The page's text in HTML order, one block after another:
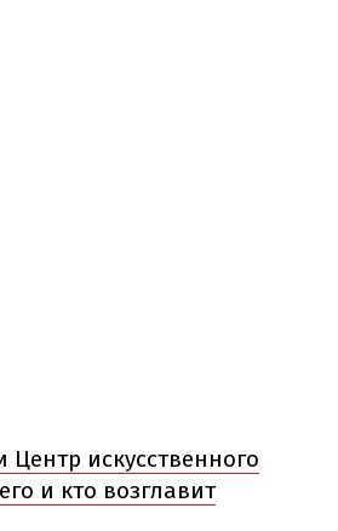
искусственного
и кто возглавит